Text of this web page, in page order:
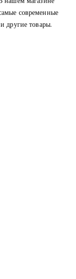
современные
другие товары.